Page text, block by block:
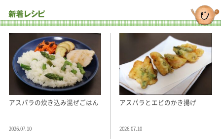
アスパラの炊き込み混ぜごはん
2026.07.10
アスパラとエビのかき揚げ
2026.07.10